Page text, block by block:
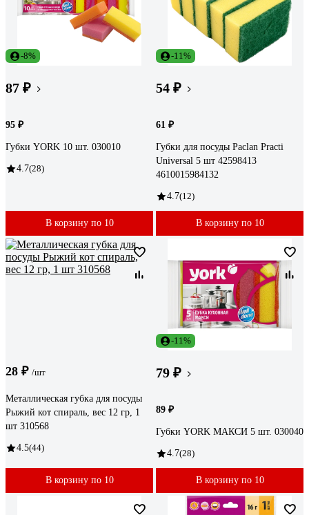
-8%
87 ₽
95 ₽
Губки YORK 10 шт. 030010
4.7(28)
В корзину по 10
-11%
54 ₽
61 ₽
Губки для посуды Paclan Practi
Universal 5 шт 42598413
4610015984132
4.7(12)
В корзину по 10
28 ₽ /шт
Металлическая губка для посуды
Рыжий кот спираль, вес 12 гр, 1
шт 310568
4.5(44)
В корзину по 10
-11%
79 ₽
89 ₽
Губки YORK МАКСИ 5 шт. 030040
4.7(28)
В корзину по 10